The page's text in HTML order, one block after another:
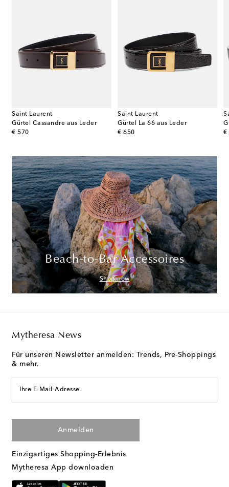
Saint Laurent
Gürtel Cassandre aus Leder
€ 570
original price
Saint Laurent
Gürtel La 66 aus Leder
€ 650
original price
€
Beach-to-Bar Accessoires
Shop now
Mytheresa News
Für unseren Newsletter anmelden: Trends, Pre-Shoppings
& mehr.
Ihre E-Mail-Adresse
Anmelden
Einzigartiges Shopping-Erlebnis
Mytheresa App downloaden